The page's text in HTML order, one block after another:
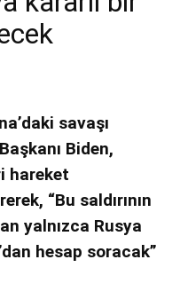
savaşı
Biden,
hareket
“Bu saldırının
yalnızca Rusya
hesap soracak”